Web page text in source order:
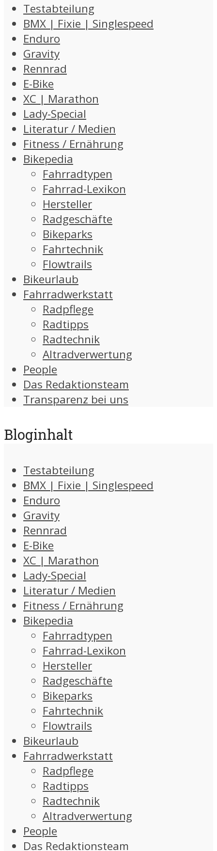
Testabteilung
BMX | Fixie | Singlespeed
Enduro
Gravity
Rennrad
E-Bike
XC | Marathon
Lady-Special
Literatur / Medien
Fitness / Ernährung
Bikepedia
Fahrradtypen
Fahrrad-Lexikon
Hersteller
Radgeschäfte
Bikeparks
Fahrtechnik
Flowtrails
Bikeurlaub
Fahrradwerkstatt
Radpflege
Radtipps
Radtechnik
Altradverwertung
People
Das Redaktionsteam
Transparenz bei uns
Bloginhalt
Testabteilung
BMX | Fixie | Singlespeed
Enduro
Gravity
Rennrad
E-Bike
XC | Marathon
Lady-Special
Literatur / Medien
Fitness / Ernährung
Bikepedia
Fahrradtypen
Fahrrad-Lexikon
Hersteller
Radgeschäfte
Bikeparks
Fahrtechnik
Flowtrails
Bikeurlaub
Fahrradwerkstatt
Radpflege
Radtipps
Radtechnik
Altradverwertung
People
Das Redaktionsteam